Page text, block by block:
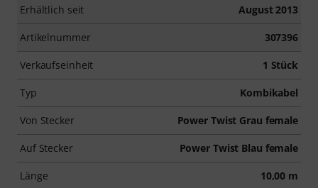
Erhältlich seit August 2013
Artikelnummer 307396
Verkaufseinheit 1 Stück
Typ Kombikabel
Von Stecker Power Twist Grau female
Auf Stecker Power Twist Blau female
Länge 10,00 m